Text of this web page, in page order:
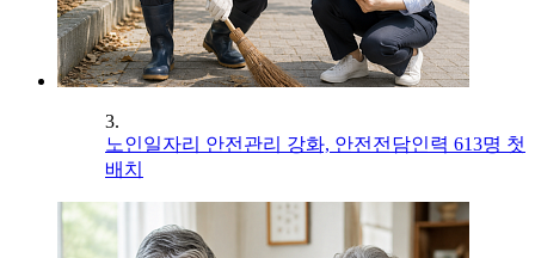
3.
노인일자리 안전관리 강화, 안전전담인력 613명 첫
배치